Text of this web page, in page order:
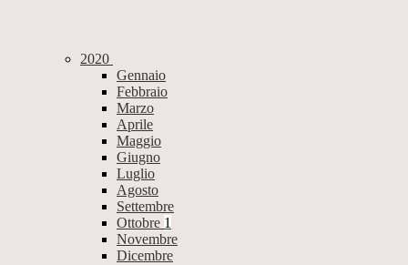
2020
Gennaio
Febbraio
Marzo
Aprile
Maggio
Giugno
Luglio
Agosto
Settembre
Ottobre 1
Novembre
Dicembre